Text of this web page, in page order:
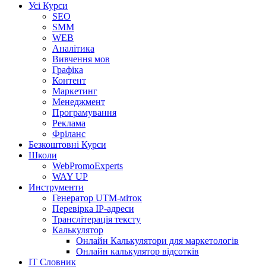
Усі Курси
SEO
SMM
WEB
Аналітика
Вивчення мов
Графіка
Контент
Маркетинг
Менеджмент
Програмування
Реклама
Фріланс
Безкоштовні Курси
Школи
WebPromoExperts
WAY UP
Инструменти
Генератор UTM-міток
Перевірка IP-адреси
Транслітерація тексту
Калькулятор
Онлайн Калькулятори для маркетологів
Онлайн калькулятор відсотків
IT Словник